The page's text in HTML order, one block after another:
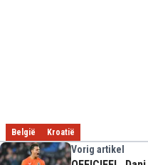
België Kroatië
Vorig artikel